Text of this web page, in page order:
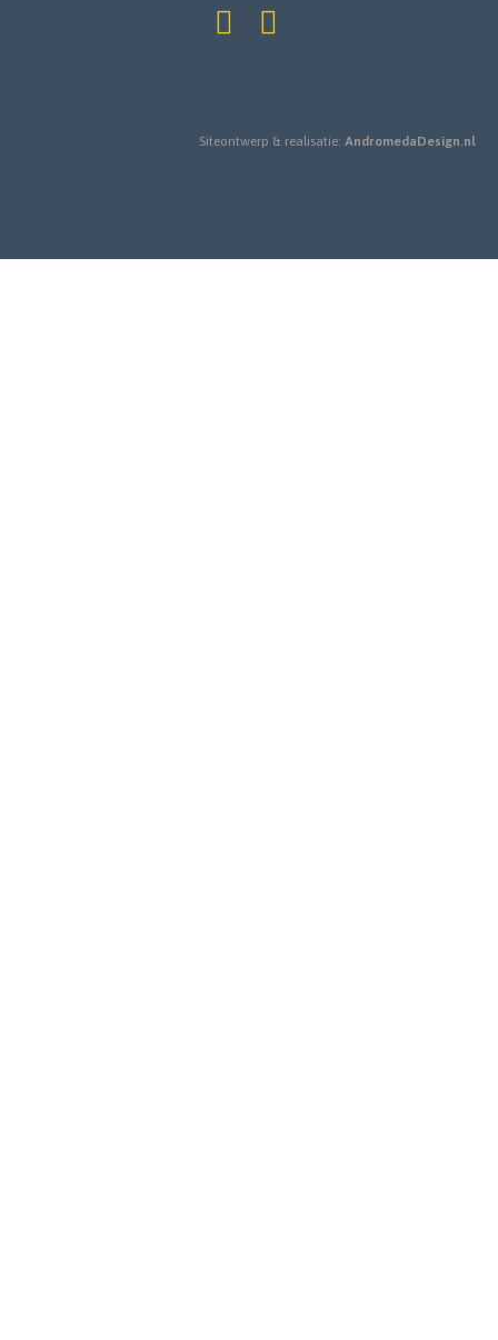
Siteontwerp & realisatie: AndromedaDesign.nl